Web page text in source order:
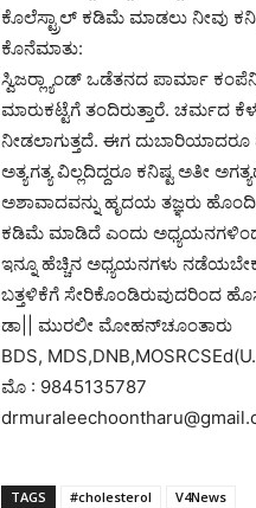
ಕೊಲೆಸ್ಟ್ರಾಲ್ ಕಡಿಮೆ ಮಾಡಲು ನೀವು
ಕೊನೆಮಾತು:
ಸ್ವಿಜರ್‍ಲ್ಯಾಂಡ್ ಒಡೆತನದ ಪಾರ್ಮಾ ಕಂಪೆನಿ
ಮಾರುಕಟ್ಟೆಗೆ ತಂದಿರುತ್ತಾರೆ. ಚರ್ಮದ
ನೀಡಲಾಗುತ್ತದೆ. ಈಗ
ಅತ್ಯಗತ್ಯ ವಿಲ್ಲದಿದ್ದರೂ ಕನಿಷ್ಟ ಅತೀ
ಅಶಾವಾದವನ್ನು ಹೃದಯ ತಜ್ಞರು
ಕಡಿಮೆ ಮಾಡಿದೆ ಎಂದು ಅಧ್ಯಯನಗಳಿಂದ
ಇನ್ನೂ ಹೆಚ್ಚಿನ ಅಧ್ಯಯನಗಳು
ಬತ್ತಳಿಕೆಗೆ ಸೇರಿಕೊಂಡಿರುವುದರಿಂದ
ಡಾ|| ಮುರಲೀ ಮೋಹನ್‍ಚೂಂತಾರು
BDS,
ಮೊ : 9845135787
TAGS #cholesterol V4News